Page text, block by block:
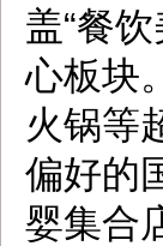
盖“餐
心板块
火锅等
偏好的
婴集合